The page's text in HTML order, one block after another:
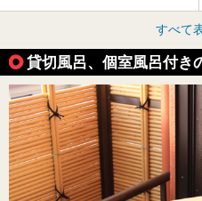
すべて
貸切風呂、個室風呂付き